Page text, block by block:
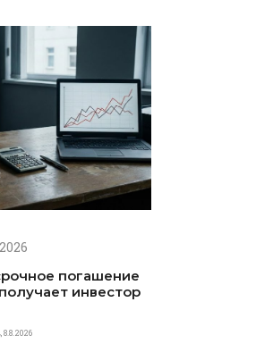
погашение
инвестор
8.8.2026